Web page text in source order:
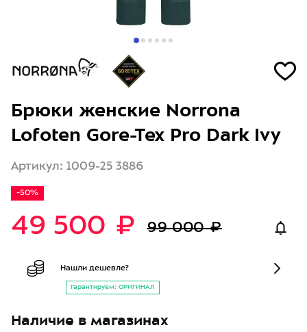
Брюки женские Norrona
Lofoten Gore-Tex Pro Dark Ivy
Артикул: 1009-25 3886
-50%
49 500 ₽ 99 000 ₽
Нашли дешевле?
Гарантируем: ОРИГИНАЛ
Наличие в магазинах